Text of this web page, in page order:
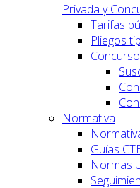
Privada y
Tarifas
Pliegos
Normativa
Guías
Normas